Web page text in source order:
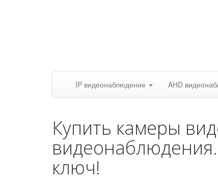
IP видеонаблюдение AHD
Купить камеры
ключ!